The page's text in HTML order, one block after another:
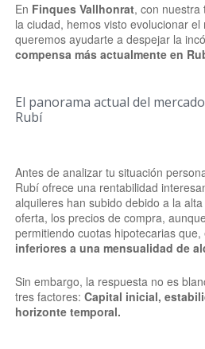
En Finques Vallhonrat, con nuestra
la ciudad, hemos visto evolucionar
queremos ayudarte a despejar la
compensa más actualmente en
El panorama actual del
Rubí
Antes de analizar tu situación
Rubí ofrece una rentabilidad
alquileres han subido debido a la
oferta, los precios de compra,
permitiendo cuotas hipotecarias
inferiores a una mensualidad de
Sin embargo, la respuesta no es
tres factores: Capital inicial,
horizonte temporal.